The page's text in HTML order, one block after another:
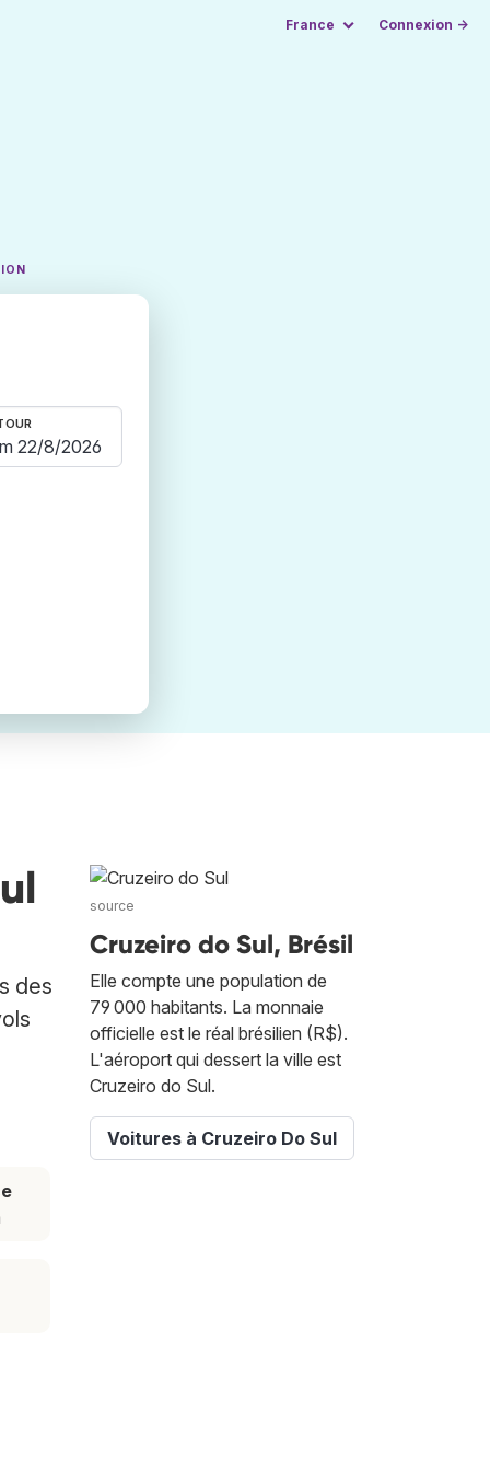
France Connexion →
des
source
Cruzeiro do Sul, Brésil
Elle compte une population de
79 000 habitants. La monnaie
officielle est le réal brésilien (R$).
L'aéroport qui dessert la ville est
Cruzeiro do Sul.
Voitures à Cruzeiro Do Sul